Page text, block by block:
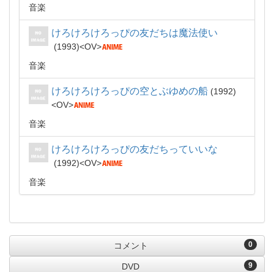
音楽
けろけろけろっぴの友だちは魔法使い
1993
OV
音楽
けろけろけろっぴの空とぶゆめの船
1992
OV
音楽
けろけろけろっぴの友だちっていいな
1992
OV
音楽
0
コメント
9
DVD